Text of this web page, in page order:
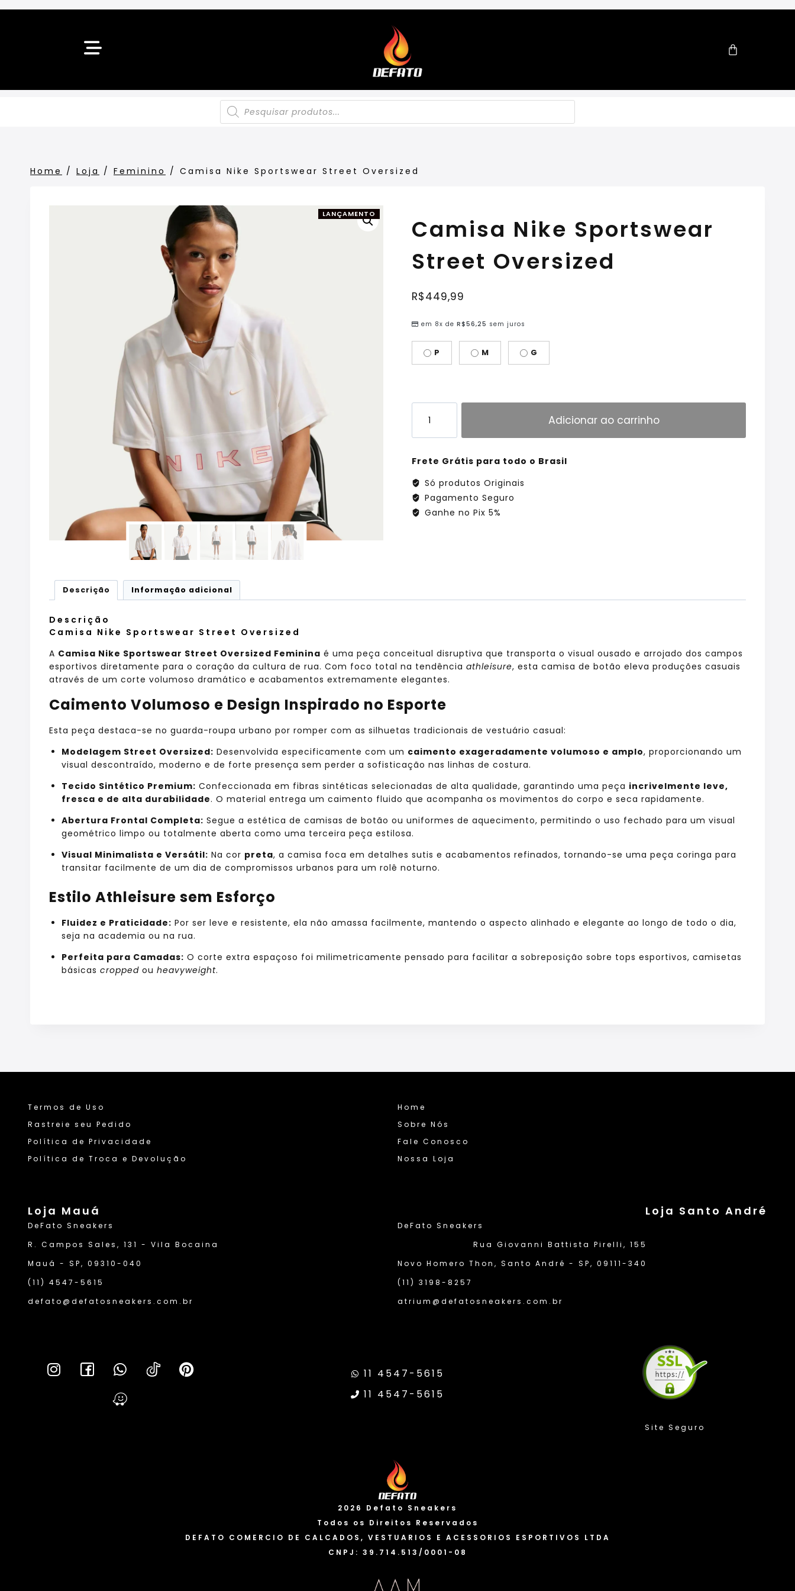
Home / Loja / Feminino / Camisa Nike Sportswear Street Oversized
LANÇAMENTO
Camisa Nike Sportswear
Street Oversized
R$449,99
em 8x de R$56,25 sem juros
P M G
Adicionar ao carrinho
Frete Grátis para todo o Brasil
Só produtos Originais
Pagamento Seguro
Ganhe no Pix 5%
Descrição Informação adicional
Descrição
Camisa Nike Sportswear Street Oversized
A Camisa Nike Sportswear Street Oversized Feminina é uma peça conceitual disruptiva que transporta o visual ousado e arrojado dos campos
esportivos diretamente para o coração da cultura de rua. Com foco total na tendência athleisure, esta camisa de botão eleva produções casuais
através de um corte volumoso dramático e acabamentos extremamente elegantes.
Caimento Volumoso e Design Inspirado no Esporte
Esta peça destaca-se no guarda-roupa urbano por romper com as silhuetas tradicionais de vestuário casual:
Modelagem Street Oversized: Desenvolvida especificamente com um caimento exageradamente volumoso e amplo, proporcionando um
visual descontraído, moderno e de forte presença sem perder a sofisticação nas linhas de costura.
Tecido Sintético Premium: Confeccionada em fibras sintéticas selecionadas de alta qualidade, garantindo uma peça incrivelmente leve,
fresca e de alta durabilidade. O material entrega um caimento fluido que acompanha os movimentos do corpo e seca rapidamente.
Abertura Frontal Completa: Segue a estética de camisas de botão ou uniformes de aquecimento, permitindo o uso fechado para um visual
geométrico limpo ou totalmente aberta como uma terceira peça estilosa.
Visual Minimalista e Versátil: Na cor preta, a camisa foca em detalhes sutis e acabamentos refinados, tornando-se uma peça coringa para
transitar facilmente de um dia de compromissos urbanos para um rolê noturno.
Estilo Athleisure sem Esforço
Fluidez e Praticidade: Por ser leve e resistente, ela não amassa facilmente, mantendo o aspecto alinhado e elegante ao longo de todo o dia,
seja na academia ou na rua.
Perfeita para Camadas: O corte extra espaçoso foi milimetricamente pensado para facilitar a sobreposição sobre tops esportivos, camisetas
básicas cropped ou heavyweight.
Termos de Uso
Rastreie seu Pedido
Política de Privacidade
Política de Troca e Devolução
Home
Sobre Nós
Fale Conosco
Nossa Loja
Loja Mauá
DeFato Sneakers
R. Campos Sales, 131 - Vila Bocaina
Mauá - SP, 09310-040
(11) 4547-5615
defato@defatosneakers.com.br
Loja Santo André
DeFato Sneakers
Rua Giovanni Battista Pirelli, 155
Novo Homero Thon, Santo André - SP, 09111-340
(11) 3198-8257
atrium@defatosneakers.com.br
11 4547-5615
11 4547-5615
Compra Protegida
2026 Defato Sneakers
Todos os Direitos Reservados
DEFATO COMERCIO DE CALCADOS, VESTUARIOS E ACESSORIOS ESPORTIVOS LTDA
CNPJ: 39.714.513/0001-08